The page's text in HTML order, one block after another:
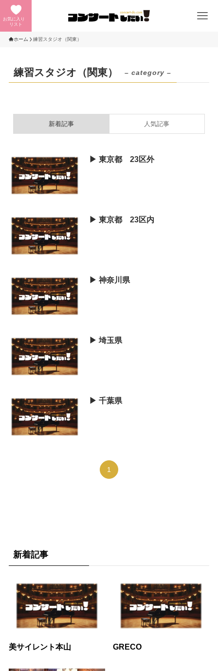
お気に入り
リスト
ホーム 練習スタジオ（関東）
練習スタジオ（関東） – category –
新着記事 人気記事
▶︎ 東京都 23区外
▶︎ 東京都 23区内
▶︎ 神奈川県
▶︎ 埼玉県
▶︎ 千葉県
1
新着記事
美サイレント本山 GRECO